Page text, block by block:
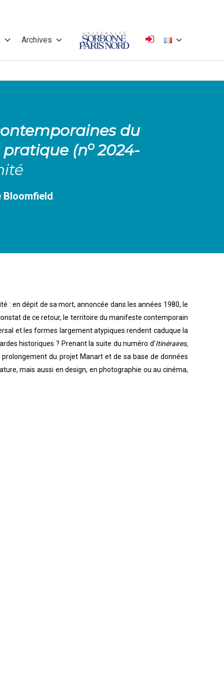
Archives
Université
Nord
du
(no2024-
Bloomfield.
: en dépit de sa mort, annoncée dans les années 1980, le
de ce retour, le territoire du manifeste contemporain
et les formes largement atypiques rendent caduque la
historiques ? Prenant la suite du numéro d’Itinéraires,
du projet Manart et de sa base de données
mais aussi en design, en photographie ou au cinéma,